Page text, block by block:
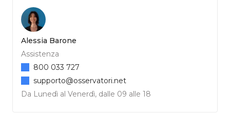
Alessia Barone
Assistenza
Da Lunedì al Venerdì, dalle 09 alle 18
800 033 727
supporto@osservatori.net